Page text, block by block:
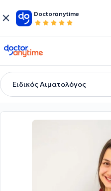
Doctoranytime
doctoranytime
Ειδικός Αιματολόγος